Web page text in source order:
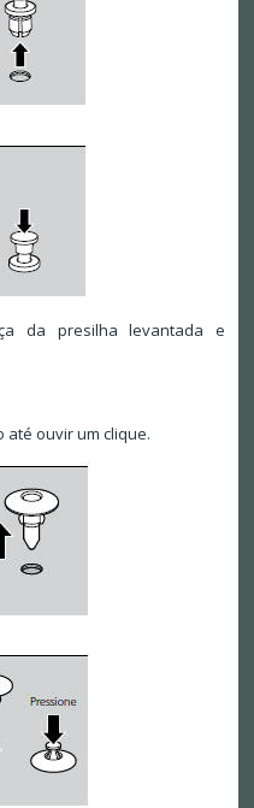
da presilha levantada e
ouvir um clique.